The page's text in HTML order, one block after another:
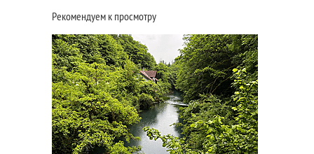
Рекомендуем к просмотру